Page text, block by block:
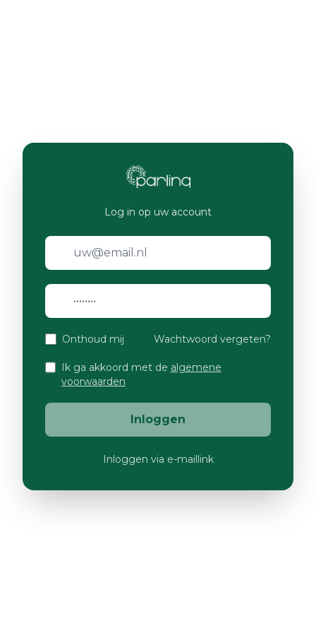
Log in op uw account
Onthoud mij Wachtwoord vergeten?
Ik ga akkoord met de algemene
voorwaarden
Inloggen
Inloggen via e-maillink